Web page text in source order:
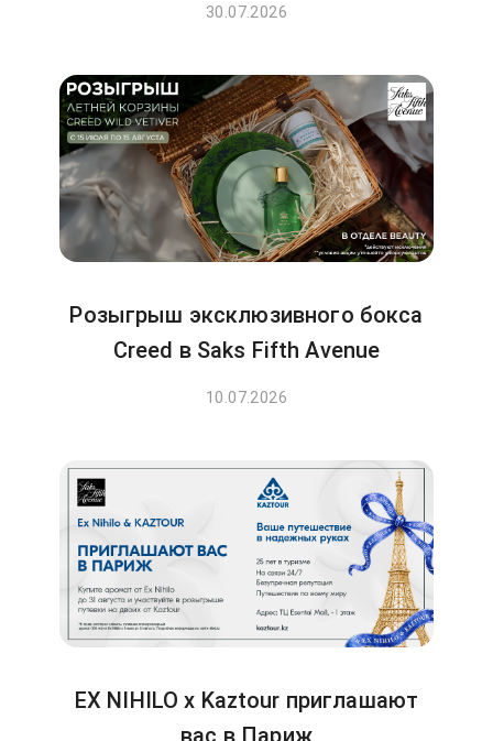
30.07.2026
Розыгрыш эксклюзивного бокса
Creed в Saks Fifth Avenue
10.07.2026
EX NIHILO x Kaztour приглашают
вас в Париж